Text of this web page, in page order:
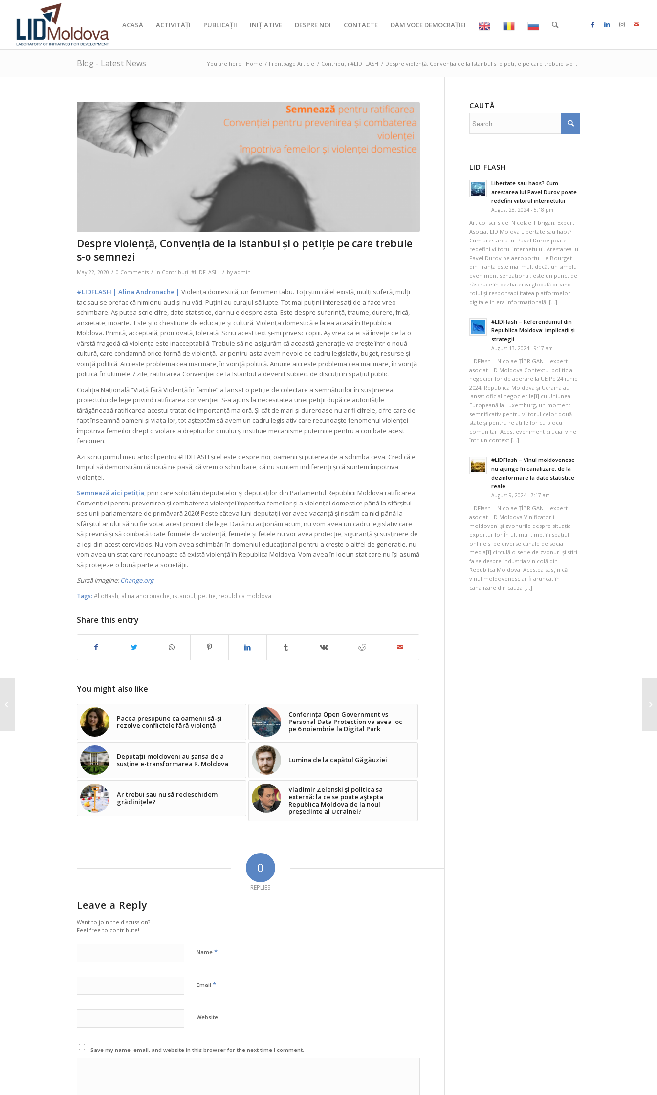
ACASĂ ACTIVITĂȚI PUBLICAȚII INIȚIATIVE DESPRE NOI CONTACTE DĂM VOCE DEMOCRAȚIEI
Blog - Latest News You are here: Home / Frontpage Article / Contribuții #LIDFLASH / Despre violență, Convenția de la Istanbul și o petiție pe care trebuie s-o ...
Despre violență, Convenția de la Istanbul și o petiție pe care trebuie
s-o semnezi
May 22, 2020 / 0 Comments / in Contribuții #LIDFLASH / by admin
#LIDFLASH | Alina Andronache | Violența domestică, un fenomen tabu. Toți știm că el există, mulți suferă, mulți
tac sau se prefac că nimic nu aud și nu văd. Puțini au curajul să lupte. Tot mai puțini interesați de a face vreo
schimbare. Aș putea scrie cifre, date statistice, dar nu e despre asta. Este despre suferință, traume, durere, frică,
anxietate, moarte. Este și o chestiune de educație și cultură. Violența domestică e la ea acasă în Republica
Moldova. Primită, acceptată, promovată, tolerată. Scriu acest text și-mi privesc copiii. Aș vrea ca ei să învețe de la o
vârstă fragedă că violența este inacceptabilă. Trebuie să ne asigurăm că această generație va crește într-o nouă
cultură, care condamnă orice formă de violență. Iar pentru asta avem nevoie de cadru legislativ, buget, resurse și
voință politică. Aici este problema cea mai mare, în voință politică. Anume aici este problema cea mai mare, în voință
politică. În ultimele 7 zile, ratificarea Convenției de la Istanbul a devenit subiect de discuții în spațiul public.
Coaliția Națională ”Viață fără Violență în familie” a lansat o petiție de colectare a semnăturilor în susținerea
proiectului de lege privind ratificarea convenției. S-a ajuns la necesitatea unei petiții după ce autoritățile
tărăgănează ratificarea acestui tratat de importanță majoră. Și cât de mari și dureroase nu ar fi cifrele, cifre care de
fapt înseamnă oameni și viața lor, tot așteptăm să avem un cadru legislativ care recunoaşte fenomenul violenţei
împotriva femeilor drept o violare a drepturilor omului și instituie mecanisme puternice pentru a combate acest
fenomen.
Azi scriu primul meu articol pentru #LIDFLASH și el este despre noi, oamenii și puterea de a schimba ceva. Cred că e
timpul să demonstrăm că nouă ne pasă, că vrem o schimbare, că nu suntem indiferenți și că suntem împotriva
violenței.
Semnează aici petiția, prin care solicităm deputatelor și deputaților din Parlamentul Republicii Moldova ratificarea
Convenției pentru prevenirea și combaterea violenței împotriva femeilor și a violenței domestice până la sfârșitul
sesiunii parlamentare de primăvară 2020! Peste câteva luni deputații vor avea vacanță și riscăm ca nici până la
sfârșitul anului să nu fie votat acest proiect de lege. Dacă nu acționăm acum, nu vom avea un cadru legislativ care
să prevină și să combată toate formele de violență, femeile și fetele nu vor avea protecție, siguranță și susținere de
a ieși din acest cerc vicios. Nu vom avea schimbări în domeniul educațional pentru a crește o altfel de generație, nu
vom avea un stat care recunoaște că există violență în Republica Moldova. Vom avea în loc un stat care nu își asumă
să protejeze o bună parte a societății.
Sursă imagine:Change.org
Tags: #lidflash alina andronache istanbul petitie republica moldova
Share this entry
You might also like
Pacea presupune ca oamenii să-și
rezolve conflictele fără violență
Conferința Open Government vs
Personal Data Protection va avea loc
pe 6 noiembrie la Digital Park
Deputații moldoveni au șansa de a
susține e-transformarea R. Moldova
Lumina de la capătul Găgăuziei
Ar trebui sau nu să redeschidem
grădinițele?
Vladimir Zelenski şi politica sa
externă: la ce se poate aştepta
Republica Moldova de la noul
președinte al Ucrainei?
0
REPLIES
Leave a Reply
Want to join the discussion?
Feel free to contribute!
Name *
Email *
Website
Save my name, email, and website in this browser for the next time I comment.
CAUTĂ
LID FLASH
Libertate sau haos? Cum
arestarea lui Pavel Durov poate
redefini viitorul internetului
August 28, 2024 - 5:18 pm
Articol scris de: Nicolae Tibrigan, Expert
Asociat LID Molova Libertate sau haos?
Cum arestarea lui Pavel Durov poate
redefini viitorul internetului. Arestarea lui
Pavel Durov pe aeroportul Le Bourget
din Franța este mai mult decât un simplu
eveniment senzațional; este un punct de
răscruce în dezbaterea globală privind
rolul și responsabilitatea platformelor
digitale în era informațională. […]
#LIDFlash – Referendumul din
Republica Moldova: implicații și
strategii
August 13, 2024 - 9:17 am
LIDFlash | Nicolae ȚÎBRIGAN | expert
asociat LID Moldova Contextul politic al
negocierilor de aderare la UE Pe 24 iunie
2024, Republica Moldova și Ucraina au
lansat oficial negocierile[i] cu Uniunea
Europeană la Luxemburg, un moment
semnificativ pentru viitorul celor două
state și pentru relațiile lor cu blocul
comunitar. Acest eveniment crucial vine
într-un context […]
#LIDFlash – Vinul moldovenesc
nu ajunge în canalizare: de la
dezinformare la date statistice
reale
August 9, 2024 - 7:17 am
LIDFlash | Nicolae ȚÎBRIGAN | expert
asociat LID Moldova Vinificatorii
moldoveni și zvonurile despre situația
exporturilor În ultimul timp, în spațiul
online și pe diverse canale de social
media[i] circulă o serie de zvonuri și știri
false despre industria vinicolă din
Republica Moldova. Acestea susțin că
vinul moldovenesc ar fi aruncat în
canalizare din cauza […]